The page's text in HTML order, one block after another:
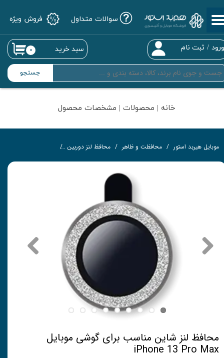
جستجو
/ ثبت نام
حساب کاربری من
تغییر گذر واژه
سفارشات
خروج از حساب کاربری
۰ سبد خرید
سوالات متداول فروش ویژه
خانه | محصولات | مشخصات محصول
موبایل هیربد استور محافظت و ظاهر محافظ لنز دوربین
محافظ لنز شاین مناسب برای گوشی موبایل
iPhone 13 Pro Max